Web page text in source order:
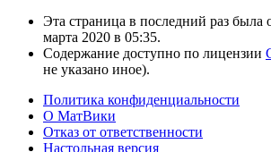
Эта страница в последний раз была
марта 2020 в 05:35.
Содержание доступно по лицензии
не указано иное).
Политика конфиденциальности
О МатВики
Отказ от ответственности
Настольная версия